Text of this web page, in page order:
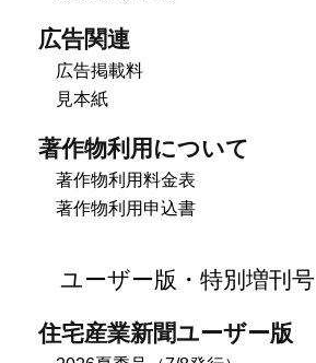
広告関連
広告掲載料
見本紙
著作物利用について
著作物利用料金表
著作物利用申込書
ユーザー版・特別増刊号
住宅産業新聞ユーザー版